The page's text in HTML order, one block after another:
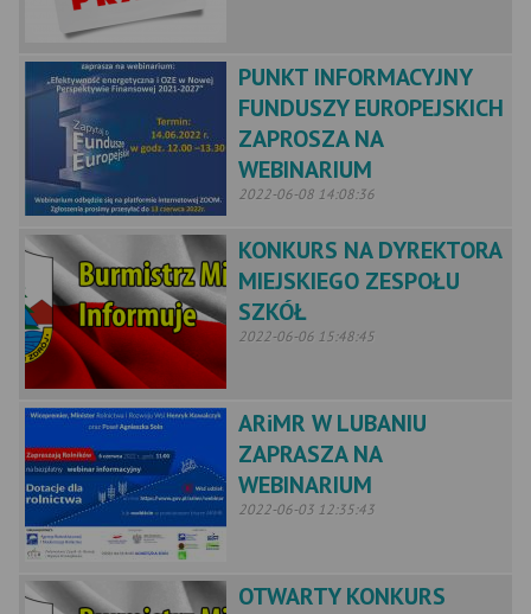
PUNKT INFORMACYJNY
FUNDUSZY EUROPEJSKICH
ZAPROSZA NA
WEBINARIUM
2022-06-08 14:08:36
KONKURS NA DYREKTORA
MIEJSKIEGO ZESPOŁU
SZKÓŁ
2022-06-06 15:48:45
ARiMR W LUBANIU
ZAPRASZA NA
WEBINARIUM
2022-06-03 12:35:43
OTWARTY KONKURS